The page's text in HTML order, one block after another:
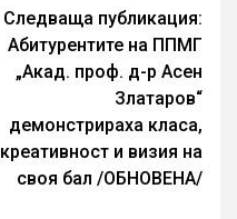
Следваща публикация:
Aбитурентите на ППМГ
„Акад. проф. д-р Асен
Златаров“
демонстрираха класа,
креативност и визия на
своя бал /ОБНОВЕНА/